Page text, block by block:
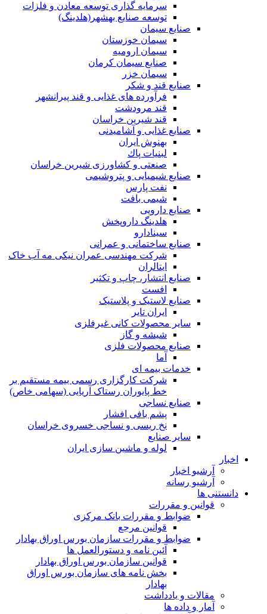
سرمایه گذاری توسعه معادن و فلزات
توسعه‌ صنایع‌ بهشهر(هلدینگ)
صنایع سیمان
سیمان خوزستان
سیمان ارومیه
صنایع سیمان کرمان
سیمان خزر
صنایع قند و شکر
فرآورده های غذایی و قند پیرانشهر
قند مرودشت
قند شیرین خراسان
صنایع غذايی و آشاميدنی
بهنوش ایران
لبنيات پاك
صنعتی و کشاورزی شیرین خراسان
صنایع شیمیایی و پتروشیمی
نفت پارس
شیمی بافت
صنایع دارویی
هلدینگ داروپخش
سینادارو
صنایع ساختمانی و عمرانی
شرکت مهندسی عمران نیکی مه آب خاک
ایتالران
صنایع انتشار، چاپ و تکثير
افست
صنایع لاستیک و پلاستیک
ایران تایر
ساير محصولات كانی غيرفلزی
شیشه و گاز
صنایع محصولات فلزی
آما
خدمات بیمه ای
شرکت کارگزاری رسمی بیمه مستقیم بر
خط پایوران رستاک آریایی (سهامی خاص)
صنایع نساجی
پشم بافی افشار
نخ ریسی و نساجی خسروی خراسان
سایر صنایع
لوله و ماشین سازی ایران
اخبار
آرشیو اخبار
آرشیو رسانه
دانستنی ها
قوانین و مقررات
ضوابط و مقررات بانک مرکزی
قوانين مرجع
ضوابط و مقررات سازمان بورس اوراق بهادار
آئین نامه و دستورالعمل ها
قوانین سازمان بورس اوراق بهادار
بخش نامه های سازمان بورس اوراق
بهادار
مقالات و یادداشت
آمار و داده ها